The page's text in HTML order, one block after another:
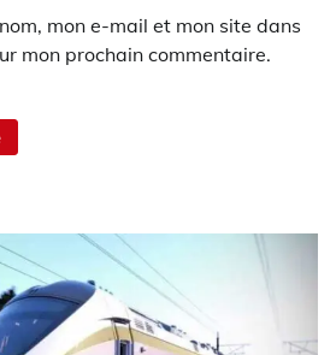
mon e-mail et mon site dans
mon prochain commentaire.